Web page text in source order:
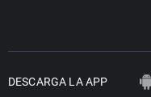
DESCARGA LA APP